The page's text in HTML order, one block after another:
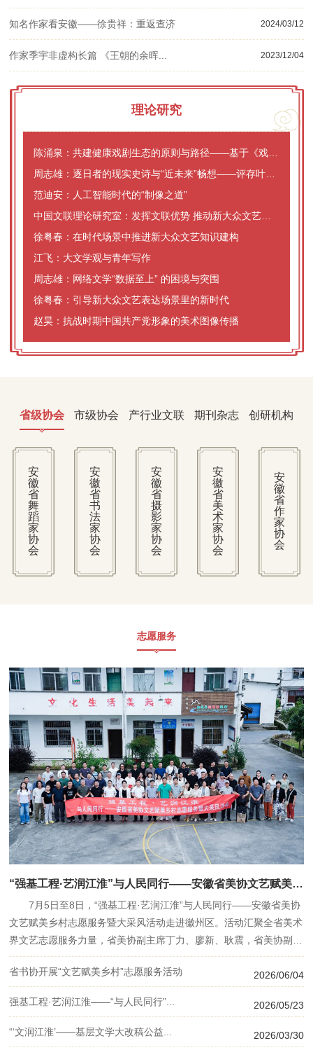
知名作家看安徽——徐贵祥：重返查济 2024/03/12
作家季宇非虚构长篇 《王朝的余晖... 2023/12/04
理论研究
范迪安：人工智能时代的“制像之道”
徐粤春：在时代场景中推进新大众文艺知识建构
江飞：大文学观与青年写作
周志雄：网络文学“数据至上” 的困境与突围
徐粤春：引导新大众文艺表达场景里的新时代
赵昊：抗战时期中国共产党形象的美术图像传播
省级协会 市级协会 产行业文联 期刊杂志 创研机构
安
徽
省
舞
蹈
家
协
会
安
徽
省
书
法
家
协
会
安
徽
省
摄
影
家
协
会
安
徽
省
美
术
家
协
会
安
徽
省
作
家
协
会
志愿服务
“强基工程·艺润江淮”与人民同行——安徽省美协文艺赋美乡村志愿服务暨大采风活动走进徽州区
7月5日至8日，“强基工程·艺润江淮”与人民同行——安徽省美协
文艺赋美乡村志愿服务暨大采风活动走进徽州区。活动汇聚全省美术
界文艺志愿服务力量，省美协副主席丁力、廖新、耿震，省美协副秘
书长张凡效参加，各市...
省书协开展“文艺赋美乡村”志愿服务活动
2026/06/04
强基工程·艺润江淮——“与人民同行”... 2026/05/23
“‘文润江淮’——基层文学大改稿公益... 2026/03/30